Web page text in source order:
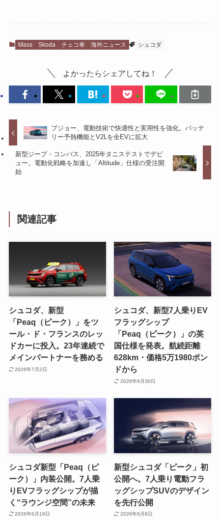
Mass Skoda チェコ車 海外ニュース シュコダ
よかったらシェアしてね！
プジョー、電動技術で快適性と実用性を強化。バッテ
リー予熱機能とV2Lを全EVに拡大
新型ジープ・コンパス、2025年タニステストでデビ
ュー。電動化戦略を加速し「Altitude」仕様の受注開
始
関連記事
シュコダ、新型
「Peaq（ピーク）」をツ
ール・ド・フランスのレッ
ドカーに投入。23年連続で
メインパートナーを務める
2026年7月2日
シュコダ、新型7人乗りEV
フラッグシップ
「Peaq（ピーク）」の英
国仕様を発表。航続距離
628km・価格5万1980ポン
ドから
2026年6月30日
シュコダ新型「Peaq（ピ
ーク）」内装公開。7人乗
りEVフラッグシップが描
く“ラウンジ空間”の未来
2026年6月19日
新型シュコダ「ピーク」初
公開へ。7人乗り電動フラ
ッグシップSUVのデザイン
を先行公開
2026年6月8日